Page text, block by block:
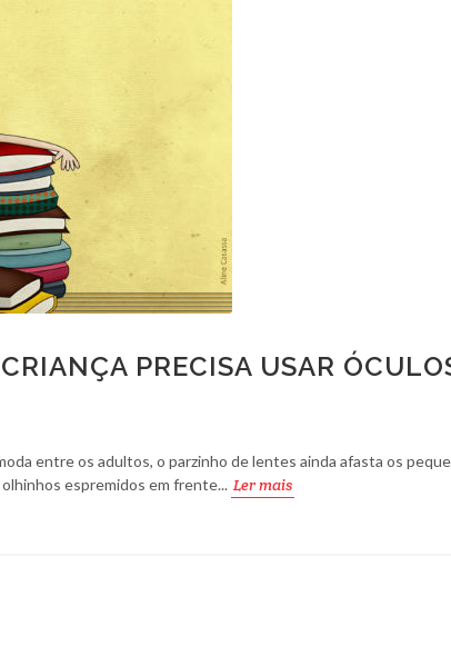
PRECISA USAR
entre os adultos, o parzinho de lentes ainda afasta os
espremidos em frente... Ler mais